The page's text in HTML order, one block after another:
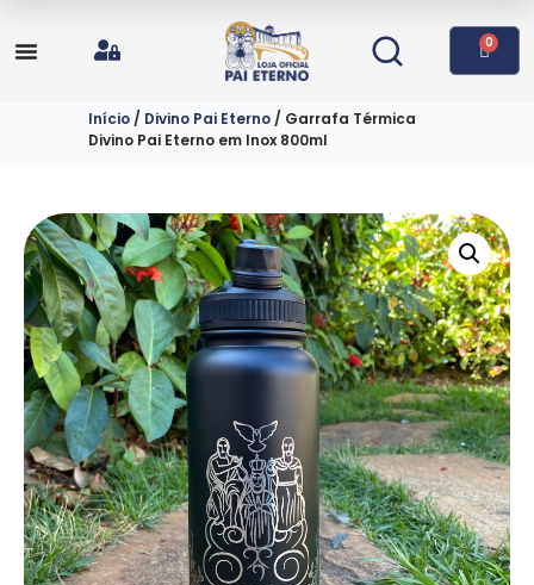
0
Início / Divino Pai Eterno / Garrafa Térmica
Divino Pai Eterno em Inox 800ml